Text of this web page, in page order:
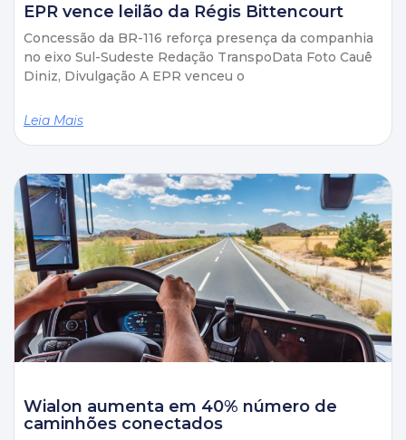
EPR vence leilão da Régis Bittencourt
Concessão da BR-116 reforça presença da companhia
no eixo Sul-Sudeste Redação TranspoData Foto Cauê
Diniz, Divulgação A EPR venceu o
Leia Mais
Wialon aumenta em 40% número de
caminhões conectados